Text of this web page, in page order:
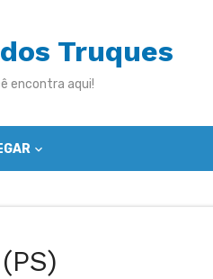
Truques
encontra aqui!